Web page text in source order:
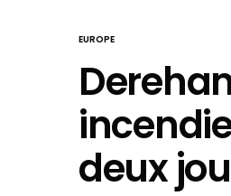
EUROPE
deux